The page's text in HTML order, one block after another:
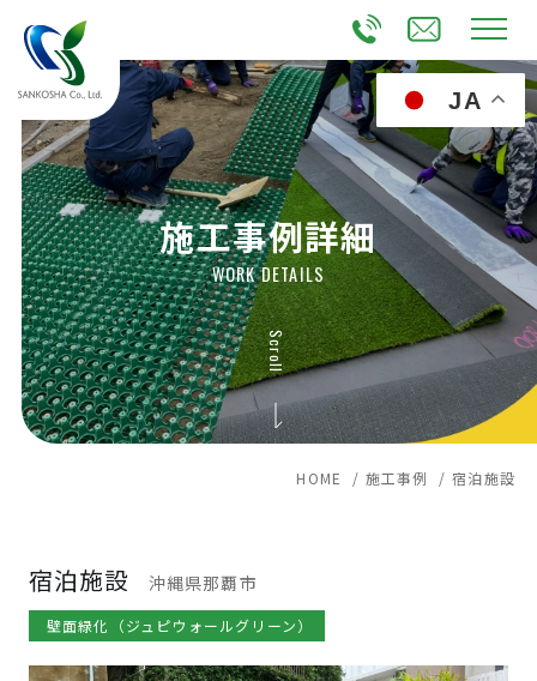
JA
施工事例詳細
WORK DETAILS
Scroll
HOME / 施工事例 / 宿泊施設
宿泊施設 沖縄県那覇市
壁面緑化（ジュピウォールグリーン）